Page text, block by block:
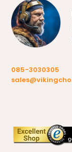
085-3030305